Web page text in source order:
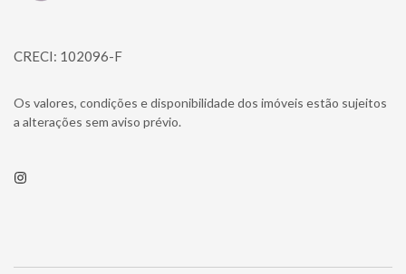
CRECI: 102096-F
Os valores, condições e disponibilidade dos imóveis estão sujeitos
a alterações sem aviso prévio.
Instagram